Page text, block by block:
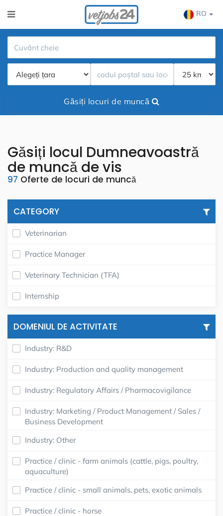
RO
Găsiți locuri de muncă
Găsiți locul Dumneavoastră
de muncă de vis
97 Oferte de locuri de muncă
CATEGORY
Veterinarian
Practice Manager
Veterinary Technician (TFA)
Internship
DOMENIUL DE ACTIVITATE
Industry: R&D
Industry: Production and quality management
Industry: Regulatory Affairs / Pharmacovigilance
Industry: Marketing / Product Management / Sales /
Business Development
Industry: Other
Practice / clinic - farm animals (cattle, pigs, poultry,
aquaculture)
Practice / clinic - small animals, pets, exotic animals
Practice / clinic - horse